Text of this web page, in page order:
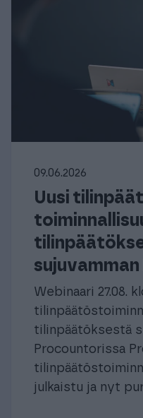
09.06.2026
Uusi
Webinaari 27.08.
tilinpäätöksestä
Procountorissa
julkaistu ja nyt